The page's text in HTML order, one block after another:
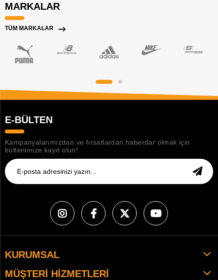
MARKALAR
TÜM MARKALAR
E-BÜLTEN
Kampanyalarımızdan ve fırsatlardan haberdar olmak için
bültenimize kayıt olun!
KURUMSAL
MÜŞTERI HIZMETLERI